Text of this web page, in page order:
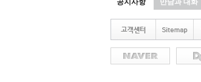
공지사항 만남과 대화